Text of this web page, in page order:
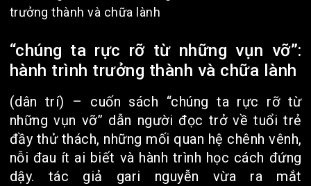
“chúng ta rực rỡ từ những vụn vỡ”:
hành trình trưởng thành và chữa lành
(dân trí) – cuốn sách “chúng ta rực rỡ từ
những vụn vỡ” dẫn người đọc trở về tuổi trẻ
đầy thử thách, những mối quan hệ chênh vênh,
nỗi đau ít ai biết và hành trình học cách đứng
dậy. tác giả gari nguyễn vừa ra mắt